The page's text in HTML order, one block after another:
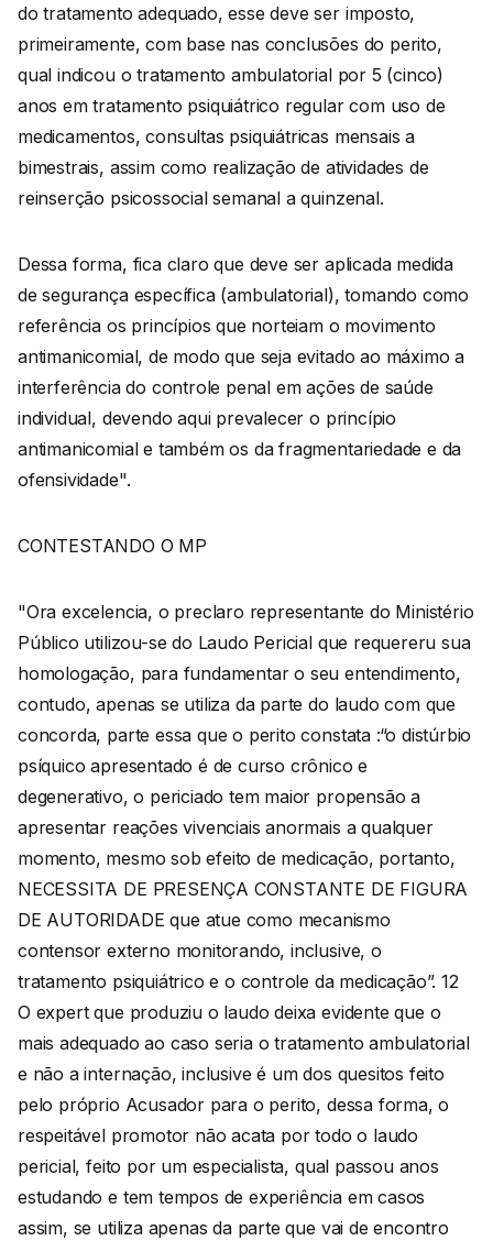
do tratamento adequado, esse deve ser imposto,
primeiramente, com base nas conclusões do perito,
qual indicou o tratamento ambulatorial por 5 (cinco)
anos em tratamento psiquiátrico regular com uso de
medicamentos, consultas psiquiátricas mensais a
bimestrais, assim como realização de atividades de
reinserção psicossocial semanal a quinzenal.
Dessa forma, fica claro que deve ser aplicada medida
de segurança específica (ambulatorial), tomando como
referência os princípios que norteiam o movimento
antimanicomial, de modo que seja evitado ao máximo a
interferência do controle penal em ações de saúde
individual, devendo aqui prevalecer o princípio
antimanicomial e também os da fragmentariedade e da
ofensividade".
CONTESTANDO O MP
"Ora excelencia, o preclaro representante do Ministério
Público utilizou-se do Laudo Pericial que requereru sua
homologação, para fundamentar o seu entendimento,
contudo, apenas se utiliza da parte do laudo com que
concorda, parte essa que o perito constata :“o distúrbio
psíquico apresentado é de curso crônico e
degenerativo, o periciado tem maior propensão a
apresentar reações vivenciais anormais a qualquer
momento, mesmo sob efeito de medicação, portanto,
NECESSITA DE PRESENÇA CONSTANTE DE FIGURA
DE AUTORIDADE que atue como mecanismo
contensor externo monitorando, inclusive, o
tratamento psiquiátrico e o controle da medicação”. 12
O expert que produziu o laudo deixa evidente que o
mais adequado ao caso seria o tratamento ambulatorial
e não a internação, inclusive é um dos quesitos feito
pelo próprio Acusador para o perito, dessa forma, o
respeitável promotor não acata por todo o laudo
pericial, feito por um especialista, qual passou anos
estudando e tem tempos de experiência em casos
assim, se utiliza apenas da parte que vai de encontro